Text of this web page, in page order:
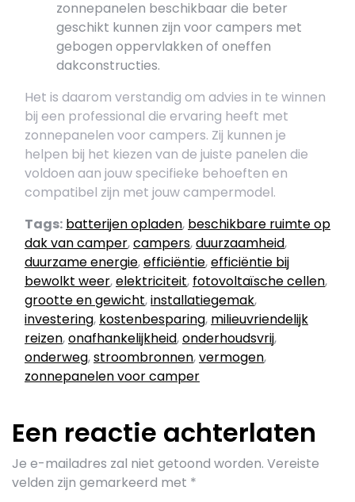
zonnepanelen beschikbaar die beter
geschikt kunnen zijn voor campers met
gebogen oppervlakken of oneffen
dakconstructies.
Het is daarom verstandig om advies in te winnen
bij een professional die ervaring heeft met
zonnepanelen voor campers. Zij kunnen je
helpen bij het kiezen van de juiste panelen die
voldoen aan jouw specifieke behoeften en
compatibel zijn met jouw campermodel.
Tags: batterijen opladen, beschikbare ruimte op
dak van camper,campers,duurzaamheid,
duurzame energie,efficiëntie,efficiëntie bij
bewolkt weer,elektriciteit, fotovoltaïsche cellen,
grootte en gewicht,installatiegemak,
investering, kostenbesparing, milieuvriendelijk
reizen,onafhankelijkheid,onderhoudsvrij,
onderweg,stroombronnen,vermogen,
zonnepanelen voor camper
Een reactie achterlaten
Je e-mailadres zal niet getoond worden. Vereiste
velden zijn gemarkeerd met *